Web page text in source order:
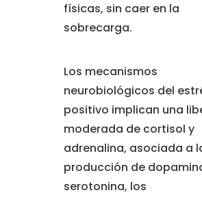
físicas, sin caer en la
sobrecarga.
Los mecanismos
neurobiológicos del
positivo implican una
moderada de cortisol y
adrenalina, asociada a
producción de
serotonina, los